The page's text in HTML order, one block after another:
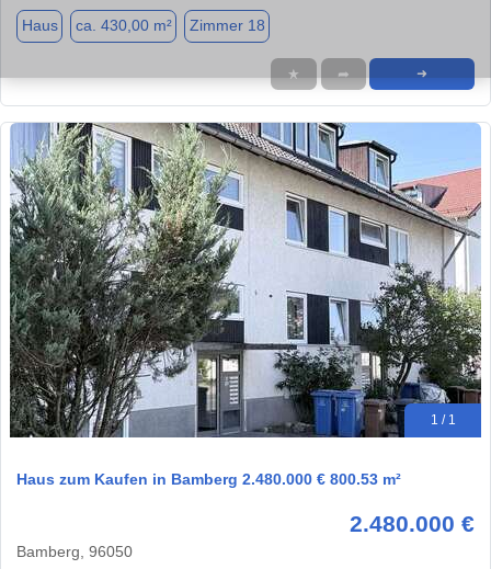
Haus ca. 430,00 m² Zimmer 18
★ ➦ ➜
1 / 1
Haus zum Kaufen in Bamberg 2.480.000 € 800.53 m²
2.480.000 €
Bamberg, 96050